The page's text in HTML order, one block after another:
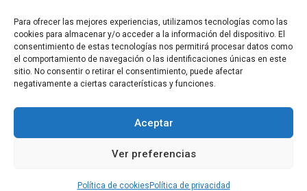
Para ofrecer las mejores experiencias, utilizamos tecnologías como las
cookies para almacenar y/o acceder a la información del dispositivo. El
consentimiento de estas tecnologías nos permitirá procesar datos como
el comportamiento de navegación o las identificaciones únicas en este
sitio. No consentir o retirar el consentimiento, puede afectar
negativamente a ciertas características y funciones.
Aceptar
Ver preferencias
Política de cookies Política de privacidad
SÍGUENOS
Linkedin
Newsletter